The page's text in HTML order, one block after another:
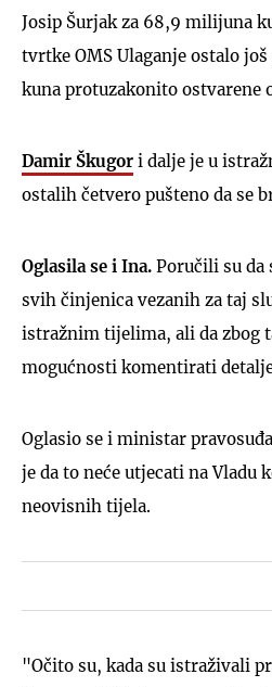
Josip Šurjak za 68,9 milijuna
tvrtke OMS Ulaganje ostalo
kuna protuzakonito ostvarene
Damir Škugor i dalje je u
ostalih četvero pušteno da se
Oglasila se i Ina. Poručili su da
svih činjenica vezanih za taj
istražnim tijelima, ali da zbog
mogućnosti komentirati
Oglasio se i ministar
je da to neće utjecati na Vladu
neovisnih tijela.
"Očito su, kada su istraživali